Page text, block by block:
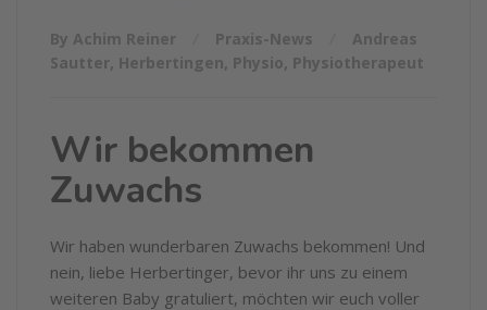
By Achim Reiner Praxis-News
Andreas
Sautter, Herbertingen, Physio, Physiotherapeut
Wir bekommen
Zuwachs
Wir haben wunderbaren Zuwachs bekommen! Und
nein, liebe Herbertinger, bevor ihr uns zu einem
weiteren Baby gratuliert, möchten wir euch voller